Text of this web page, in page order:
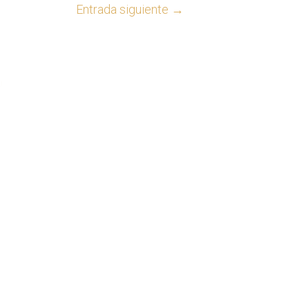
Entrada siguiente →